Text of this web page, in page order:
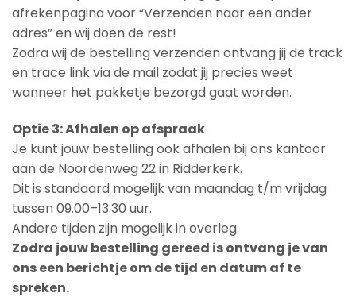
afrekenpagina voor “Verzenden naar een ander
adres” en wij doen de rest!
Zodra wij de bestelling verzenden ontvang jij de track
en trace link via de mail zodat jij precies weet
wanneer het pakketje bezorgd gaat worden.
Optie 3: Afhalen op afspraak
Je kunt jouw bestelling ook afhalen bij ons kantoor
aan de Noordenweg 22 in Ridderkerk.
Dit is standaard mogelijk van maandag t/m vrijdag
tussen 09.00–13.30 uur.
Andere tijden zijn mogelijk in overleg.
Zodra jouw bestelling gereed is ontvang je van
ons een berichtje om de tijd en datum af te
spreken.